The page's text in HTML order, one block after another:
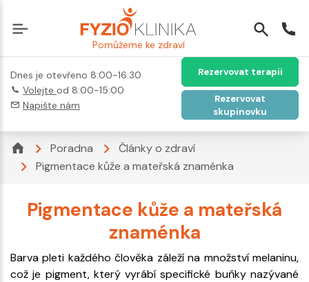
Pomůžeme ke zdraví
Dnes je otevřeno 8:00-16:30
Volejte od 8:00-15:00
Napište nám
Rezervovat terapii
Rezervovat
skupinovku
Poradna
Články o zdraví
Pigmentace kůže a mateřská znaménka
Pigmentace kůže a mateřská
znaménka
Barva pleti každého člověka záleží na množství melaninu,
což je pigment, který vyrábí specifické buňky nazývané